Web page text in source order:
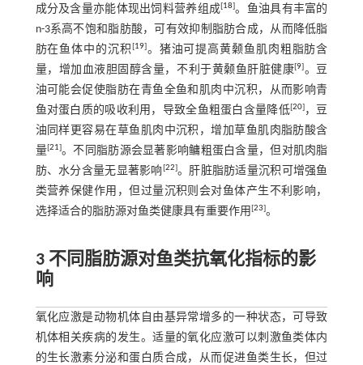
成分及含量亦能体现出饲料营养组成[18]。鱼油具有丰富的
n-3系高不饱和脂肪酸，可有效抑制脂肪合成，从而降低脂
肪在鱼体中的沉积 [19]。猪油可提高黄颡鱼肌肉粗脂肪含
量，增加血液胆固醇含量，不利于黄颡鱼肝脏健康[9]。豆
油可能会促使脂肪在青鱼全鱼和肌肉中沉积，从而影响青
鱼对蛋白质的吸收利用，导致全鱼粗蛋白含量降低[20]，豆
油同样更容易在草鱼肌肉中沉积，增加草鱼肌肉脂肪酸含
量[21]。不同脂肪源会显著影响鳙粗蛋白含量，但对肌肉脂
肪、水分含量无显著影响 [22]。肝脏脂肪适量沉积可增强鱼
类营养保健作用，但过量沉积则会对鱼体产生不利影响，
选择适合的脂肪源对鱼类健康具有重要作用 [23]。
3 不同脂肪源对鱼类抗氧化指标的影
响
氧化应激是动物机体自由基异常增多的一种状态，可导致
机体相关疾病的发生。适量的氧化应激可以刺激鱼类体内
的生长激素分泌和蛋白质合成，从而促进鱼类生长，但过